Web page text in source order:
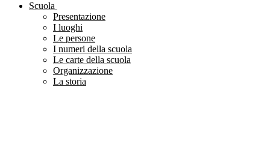
Scuola
Presentazione
I luoghi
Le persone
I numeri della scuola
Le carte della scuola
Organizzazione
La storia